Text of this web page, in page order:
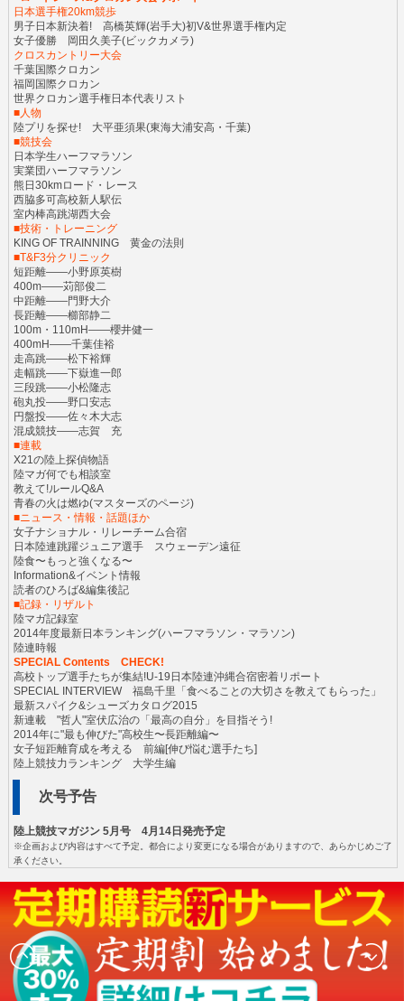
日本選手権20km競歩
男子日本新決着! 高橋英輝(岩手大)初V&世界選手権内定
女子優勝 岡田久美子(ビックカメラ)
クロスカントリー大会
千葉国際クロカン
福岡国際クロカン
世界クロカン選手権日本代表リスト
■人物
陸プリを探せ! 大平亜須果(東海大浦安高・千葉)
■競技会
日本学生ハーフマラソン
実業団ハーフマラソン
熊日30kmロード・レース
西脇多可高校新人駅伝
室内棒高跳湖西大会
■技術・トレーニング
KING OF TRAINNING 黄金の法則
■T&F3分クリニック
短距離――小野原英樹
400m――苅部俊二
中距離――門野大介
長距離――櫛部静二
100m・110mH――櫻井健一
400mH――千葉佳裕
走高跳――松下裕輝
走幅跳――下嶽進一郎
三段跳――小松隆志
砲丸投――野口安志
円盤投――佐々木大志
混成競技――志賀 充
■連載
X21の陸上探偵物語
陸マガ何でも相談室
教えて!ルールQ&A
青春の火は燃ゆ(マスターズのページ)
■ニュース・情報・話題ほか
女子ナショナル・リレーチーム合宿
日本陸連跳躍ジュニア選手 スウェーデン遠征
陸食〜もっと強くなる〜
Information&イベント情報
読者のひろば&編集後記
■記録・リザルト
陸マガ記録室
2014年度最新日本ランキング(ハーフマラソン・マラソン)
陸連時報
SPECIAL Contents CHECK!
高校トップ選手たちが集結!U-19日本陸連沖縄合宿密着リポート
SPECIAL INTERVIEW 福島千里「食べることの大切さを教えてもらった」
最新スパイク&シューズカタログ2015
新連載 "哲人"室伏広治の「最高の自分」を目指そう!
2014年に"最も伸びた"高校生〜長距離編〜
女子短距離育成を考える 前編[伸び悩む選手たち]
陸上競技力ランキング 大学生編
次号予告
陸上競技マガジン 5月号 4月14日発売予定
※企画および内容はすべて予定。都合により変更になる場合がありますので、あらかじめご了
承ください。